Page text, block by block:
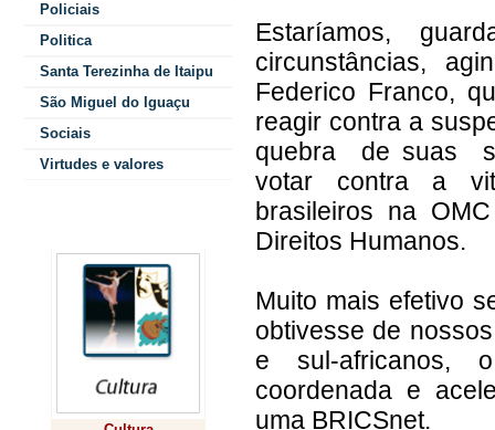
Policiais
Politica
Santa Terezinha de Itaipu
São Miguel do Iguaçu
Sociais
Virtudes e valores
Estaríamos,
circunstâncias,
Federico Franco,
reagir contra a
quebra de suas
votar contra a
brasileiros na
Direitos Humanos.
Muito mais efetivo
obtivesse de
e sul-africanos,
coordenada e
uma BRICSnet.